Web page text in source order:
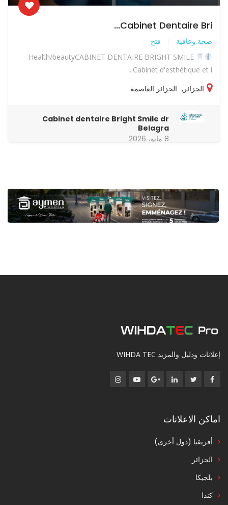
Cabinet Dentaire Bri...
صحة وعافية فتح
Health/beautyCABINET DENTAIRE BRIGHT SMILE
Cabinet d'esthétique et i...
الجزائر , الجزائر العاصمة
Cabinet dentaire Bright Smile dr
Belagra
8 مايو، 2026
إعلانات ودليل والمزيد WIHDA TEC
اماكن الاعلانات
أفريقيا (دول أخرى)
الجزائر
بلجيكا
كندا